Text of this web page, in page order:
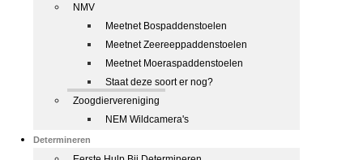
NMV
Meetnet Bospaddenstoelen
Meetnet Zeereeppaddenstoelen
Meetnet Moeraspaddenstoelen
Staat deze soort er nog?
Zoogdiervereniging
NEM Wildcamera's
Determineren